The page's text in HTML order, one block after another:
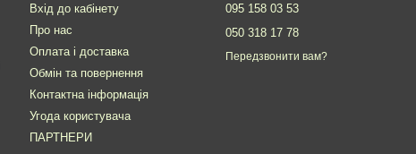
Вхід до кабінету
Про нас
Оплата і доставка
Обмін та повернення
Контактна інформація
Угода користувача
ПАРТНЕРИ
095 158 03 53
050 318 17 78
Передзвонити вам?